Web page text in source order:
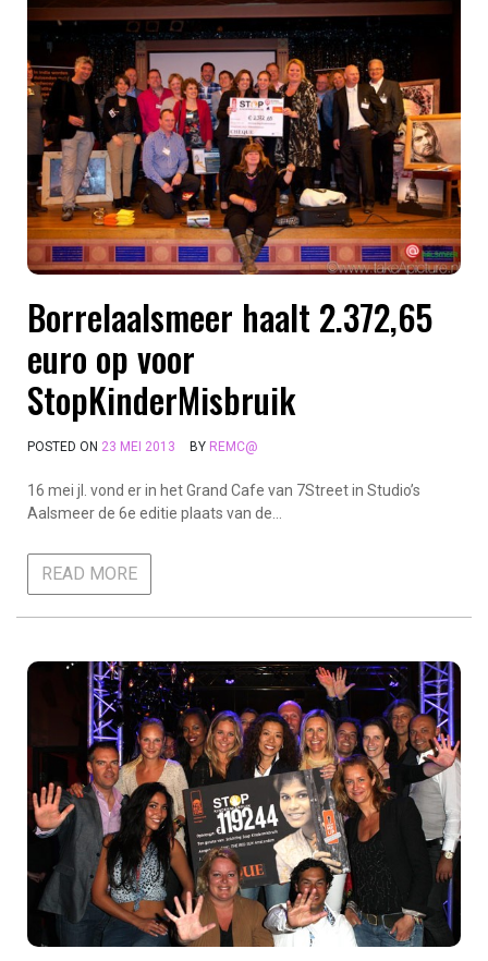
Borrelaalsmeer haalt 2.372,65
euro op voor
StopKinderMisbruik
POSTED ON 23 MEI 2013 BY REMC@
16 mei jl. vond er in het Grand Cafe van 7Street in Studio’s
Aalsmeer de 6e editie plaats van de…
READ MORE